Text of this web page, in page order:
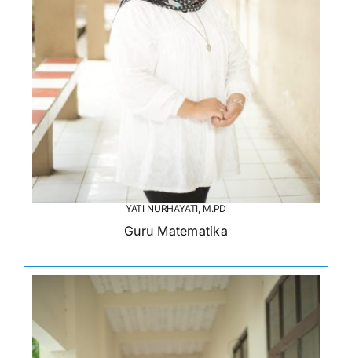
YATI NURHAYATI, M.PD
Guru Matematika